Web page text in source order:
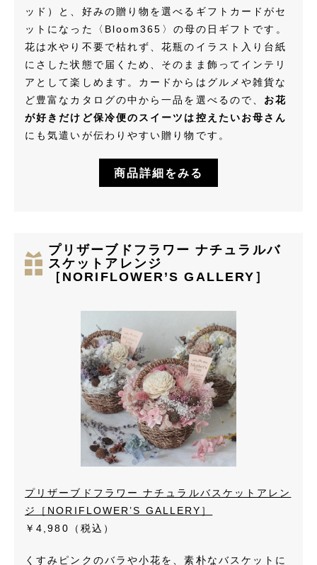
ッド）と、好みの贈り物を選べるギフトカードがセ
ットになった〈Bloom365〉の母の日ギフトです。
花は水やり不要で枯れず、花瓶のイラスト入り台紙
にさした状態で届くため、そのまま飾ってインテリ
アとして楽しめます。カードからはグルメや雑貨な
ど豊富なカタログの中から一品を選べるので、 お花
が好きだけど保冷便のスイーツは控えたいお母さん
にも気遣いが伝わりやすい贈り物です。
商品詳細をみる
プリザーブドフラワー ナチュラルバ
スケットアレンジ
［NORIFLOWER’S GALLERY］
プリザーブドフラワー ナチュラルバスケットアレン
ジ［NORIFLOWER’S GALLERY］
￥4,980（税込）
くすみピンクのバラや小花を、素朴なバスケットに